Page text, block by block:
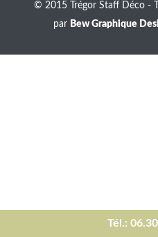
Tél.:
© 2015 Trégor Staff Déco -
par Bew Graphique